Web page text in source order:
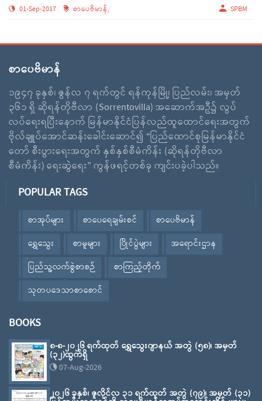
01-Sep-2017 စာပေဗိမာန်, SPBM
စာပေဗိမာန်
၁၉၄၇ ခုနှစ်၊ ဇွန်လ ၇ ရက်တွင် ရန်ကုန်မြို့၊ ပြည်လမ်း၊ အမှတ်
၃၆၁ ရှိ ဆိုရန်တိုဗီလာ (Sorrentovilla) အဆောက်အဦ၌ လွပ်
လပ်ရေးရပြီးနောက် မြန်မာနိုင်ငံပြန်လည်ထူထောင်ရေးအတွက်
ဗိုလ်ချူပ်အောင်ဆန်းခေါင်းဆောင်၍ “ပြည်ထောင်စုမြန်မာနိုင်ငံ
တော် စီးပွားရေးအတွက် နှစ်နှစ်စီမံကိန်း (ဆိုရန်တိုဗီလာ
စီမံကိန်း) ရေးဆွဲရေး” ကွန်ဖရင့်တစ်ခု ကျင်းပခဲ့ပါသည်။
POPULAR TAGS
စာအုပ်များ စာပေရေချမ်းစင်
စာပေဗိမာန်
ရွှေသွေး
စာမူများ ပြိုင်ပွဲများ
အရောင်းဌာန
ပြည်သူ့လက်စွဲစာစဉ်
စာကြည့်တိုက်
သုတပဒေသာစာစောင်
BOOKS
၈-၈-၂၀၂၆ ရက်ထုတ် ရွှေသွေးဂျာနယ် အတွဲ (၅၈)၊ အမှတ်
(၃၂)ထွက်ရှိ
07-Aug-2026
၂၀၂၆ ခုနှစ်၊ ဇူလိုင်လ ၃၁ ရက်ထုတ် အတွဲ (၇၉)၊ အမှတ် (၃၁)